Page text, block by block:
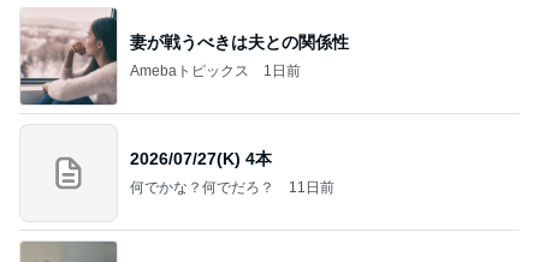
妻が戦うべきは夫との関係性
Amebaトピックス 1日前
2026/07/27(K) 4本
何でかな？何でだろ？ 11日前